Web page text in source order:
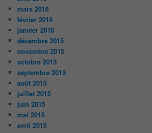
mars 2016
février 2016
janvier 2016
décembre 2015
novembre 2015
octobre 2015
septembre 2015
août 2015
juillet 2015
juin 2015
mai 2015
avril 2015